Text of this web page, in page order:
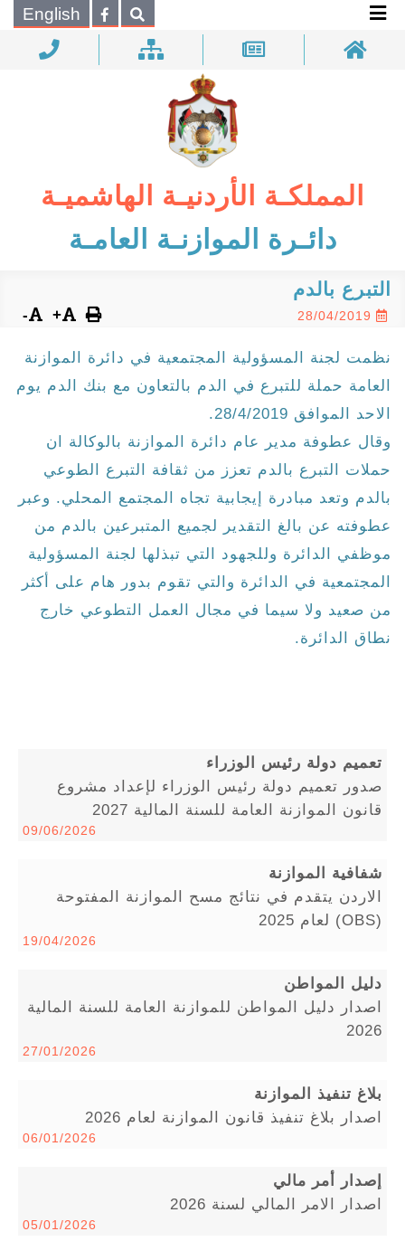
بحـث English
المملكـة الأردنيـة الهاشميـة
دائـرة الموازنـة العامـة
التبرع بالدم
28/04/2019
+
-
نظمت لجنة المسؤولية المجتمعية في دائرة الموازنة
العامة حملة للتبرع في الدم بالتعاون مع بنك الدم يوم
الاحد الموافق 28/4/2019.
وقال عطوفة مدير عام دائرة الموازنة بالوكالة ان
حملات التبرع بالدم تعزز من ثقافة التبرع الطوعي
بالدم وتعد مبادرة إيجابية تجاه المجتمع المحلي. وعبر
عطوفته عن بالغ التقدير لجميع المتبرعين بالدم من
موظفي الدائرة وللجهود التي تبذلها لجنة المسؤولية
المجتمعية في الدائرة والتي تقوم بدور هام على أكثر
من صعيد ولا سيما في مجال العمل التطوعي خارج
نطاق الدائرة.
تعميم دولة رئيس الوزراء
صدور تعميم دولة رئيس الوزراء لإعداد مشروع
قانون الموازنة العامة للسنة المالية 2027
09/06/2026
شفافية الموازنة
الاردن يتقدم في نتائج مسح الموازنة المفتوحة
(OBS) لعام 2025
19/04/2026
دليل المواطن
اصدار دليل المواطن للموازنة العامة للسنة المالية
2026
27/01/2026
بلاغ تنفيذ الموازنة
اصدار بلاغ تنفيذ قانون الموازنة لعام 2026
06/01/2026
إصدار أمر مالي
اصدار الامر المالي لسنة 2026
05/01/2026